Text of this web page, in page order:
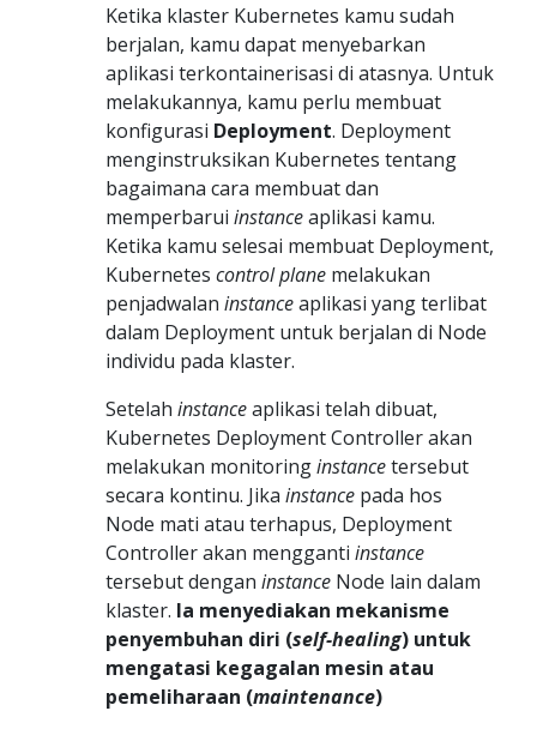
Ketika klaster Kubernetes kamu sudah
berjalan, kamu dapat menyebarkan
aplikasi terkontainerisasi di atasnya. Untuk
melakukannya, kamu perlu membuat
konfigurasi Deployment. Deployment
menginstruksikan Kubernetes tentang
bagaimana cara membuat dan
memperbarui instanceaplikasi kamu.
Ketika kamu selesai membuat Deployment,
Kubernetes control plane melakukan
penjadwalan instanceaplikasi yang terlibat
dalam Deployment untuk berjalan di Node
individu pada klaster.
Setelah instanceaplikasi telah dibuat,
Kubernetes Deployment Controller akan
melakukan monitoringinstancetersebut
secara kontinu. Jika instance pada hos
Node mati atau terhapus, Deployment
Controller akan mengganti instance
tersebut dengan instance Node lain dalam
klaster. Ia menyediakan mekanisme
penyembuhan diri (self-healing) untuk
mengatasi kegagalan mesin atau
pemeliharaan (maintenance)